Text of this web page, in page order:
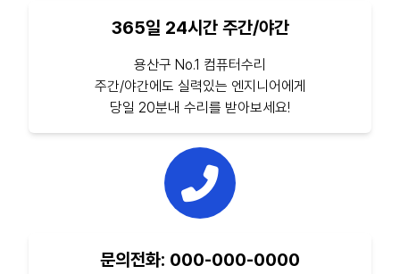
365일 24시간 주간/야간
용산구 No.1 컴퓨터수리
주간/야간에도 실력있는 엔지니어에게
당일 20분내 수리를 받아보세요!
문의전화: 000-000-0000